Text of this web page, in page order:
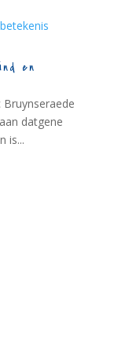
en
datgene
is...